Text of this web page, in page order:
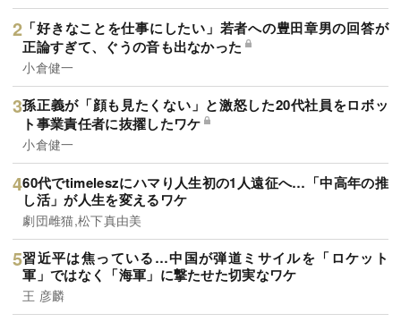
「好きなことを仕事にしたい」若者への豊田章男の回答が
正論すぎて、ぐうの音も出なかった
小倉健一
孫正義が「顔も見たくない」と激怒した20代社員をロボッ
ト事業責任者に抜擢したワケ
小倉健一
60代でtimeleszにハマり人生初の1人遠征へ…「中高年の推
し活」が人生を変えるワケ
劇団雌猫,松下真由美
習近平は焦っている…中国が弾道ミサイルを「ロケット
軍」ではなく「海軍」に撃たせた切実なワケ
王 彦麟